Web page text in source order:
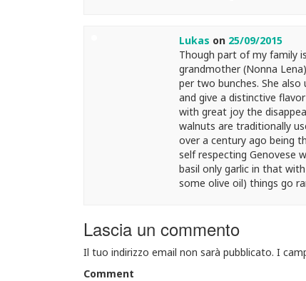
Lukas on 25/09/2015
Though part of my family
grandmother (Nonna
per two bunches. She
and give a distinctive
with great joy the
walnuts are traditionally
over a century ago being
self respecting Genovese
basil only garlic in that
some olive oil) things go
Lascia un commento
Il tuo indirizzo email non sarà pubblicato. I
Comment